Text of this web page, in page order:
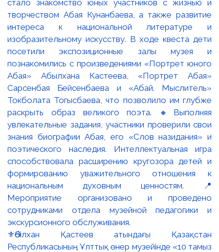
⚜️Әбілхан Қастеев атындағы Қазақстан
Республикасының Ұлттық өнер музейінде «10 тамыз